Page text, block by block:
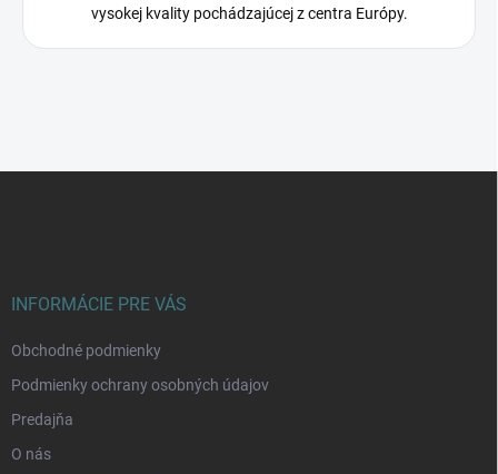
vysokej kvality pochádzajúcej z centra Európy.
INFORMÁCIE PRE VÁS
Obchodné podmienky
Podmienky ochrany osobných údajov
Predajňa
O nás